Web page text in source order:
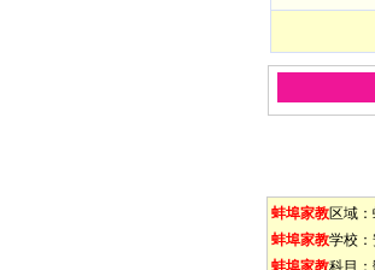
蚌埠家教区域：
蚌埠家教学校：
蚌埠家教科目：